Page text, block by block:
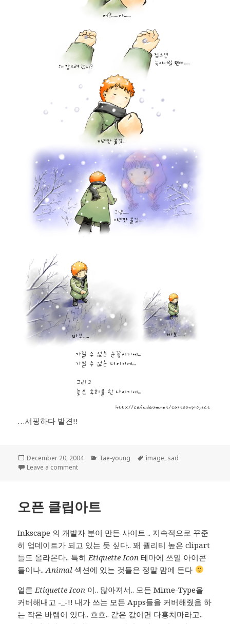
…서핑하다 발견!!
Posted
on
December 20, 2004 Categories
Tae-young Tags
image, sad
Leave a commenton 가질 수 없기에..
오픈 클립아트
Inkscape 의 개발자 분이 만든 사이트 .. 지속적으로 꾸준
히 업데이트가 되고 있는 듯 싶다.. 꽤 퀄리티 높은 clipart
들도 올라온다.. 특히 Etiquette Icon 테마에 쓰일 아이콘
들이나..Animal 섹션에 있는 것들은 정말 맘에 든다
얼른 Etiquette Icon 이.. 많아져서.. 모든 Mime-Type을
커버해내고 -_-!! 내가 쓰는 모든 Apps들을 커버해줬음 하
는 작은 바램이 있다.. 흐흐.. 같은 값이면 다홍치마라고..